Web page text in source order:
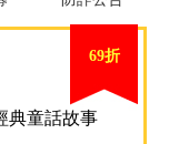
69折
典童話故事